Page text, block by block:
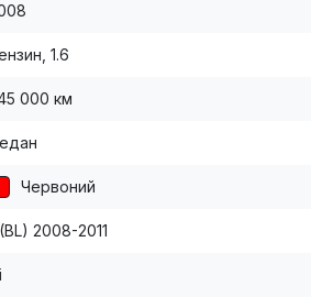
1.6
000 км
Червоний
2008-2011